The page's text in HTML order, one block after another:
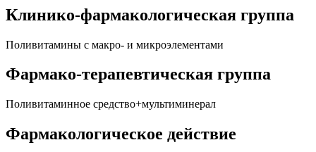
Клинико-фармакологическая группа
Поливитамины с макро- и микроэлементами
Фармако-терапевтическая группа
Поливитаминное средство+мультиминерал
Фармакологическое действие